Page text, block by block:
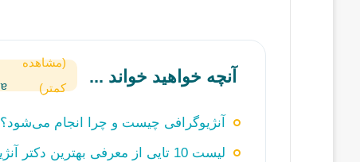
آنچه خواهید خواند ...
(مشاهده
کمتر)
آنژیوگرافی چیست و چرا انجام می‌شود؟
لیست 10 تایی از معرفی بهترین دکتر آنژیوگرافی در شیراز به همراه مشخصات